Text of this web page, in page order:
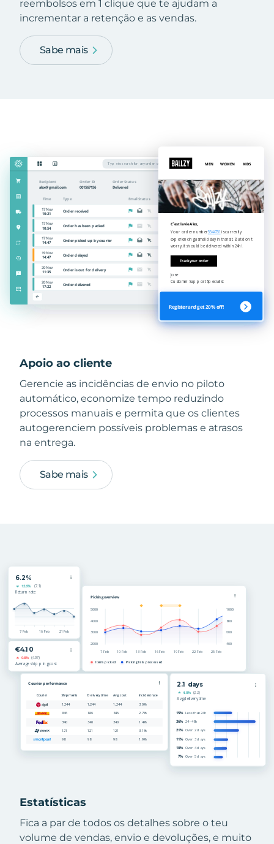
reembolsos em 1 clique que te ajudam a
incrementar a retenção e as vendas.
Sabe mais
Apoio ao cliente
Gerencie as incidências de envio no piloto
automático, economize tempo reduzindo
processos manuais e permita que os clientes
autogerenciem possíveis problemas e atrasos
na entrega.
Sabe mais
Estatísticas
Fica a par de todos os detalhes sobre o teu
volume de vendas, envio e devoluções, e muito